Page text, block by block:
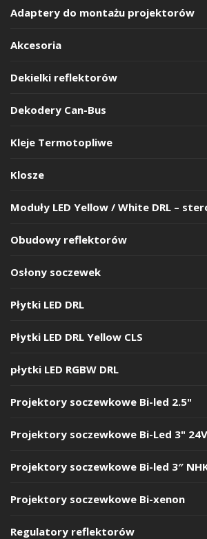
Adaptery do montażu projektorów
Akcesoria
Dekielki reflektorów
Dekodery Can-Bus
Kleje Termotopliwe
Klosze
Moduły LED Yellow / White DRL –
Obudowy reflektorów
Osłony soczewek
Płytki LED DRL
Płytki LED DRL Yellow CLS
płytki LED RGBW DRL
Projektory soczewkowe Bi-led 2.5"
Projektory soczewkowe Bi-Led 3" 24V
Projektory soczewkowe Bi-led 3″
Projektory soczewkowe Bi-xenon
Regulatory reflektorów